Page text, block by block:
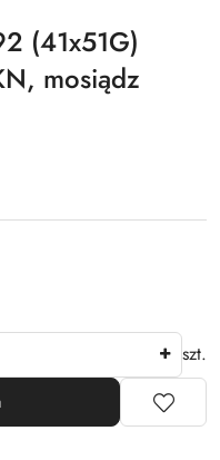
(41x51G)
mosiądz
szt.